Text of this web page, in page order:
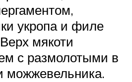
укропа и филе
мякоти
с размолотыми в
можжевельника.